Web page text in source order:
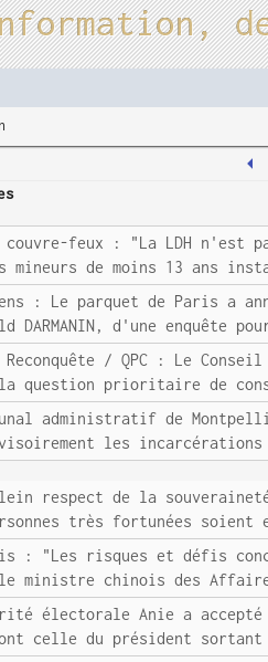
feux : "La LDH n'est
mineurs de moins 13 ans
: Le parquet de Paris a
d'une enquête
/ QPC : Le
question prioritaire de
administratif de
les
respect de la
très fortunées soient
: "Les risques et défis
le ministre chinois des
électorale Anie a
celle du président sortant